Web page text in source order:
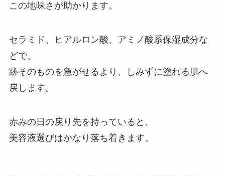
この地味さが助かります。
セラミド、ヒアルロン酸、アミノ酸系保湿成分な
どで、
跡そのものを急がせるより、しみずに塗れる肌へ
戻します。
赤みの日の戻り先を持っていると、
美容液選びはかなり落ち着きます。